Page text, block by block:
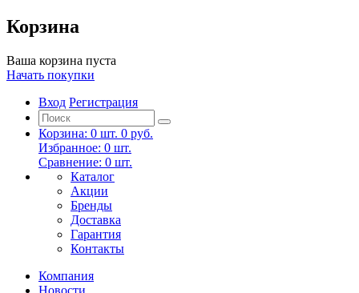
Корзина
Ваша корзина пуста
Начать покупки
Вход Регистрация
Корзина: 0 шт. 0 руб.
Избранное: 0 шт.
Сравнение: 0 шт.
Каталог
Акции
Бренды
Доставка
Гарантия
Контакты
Компания
Новости